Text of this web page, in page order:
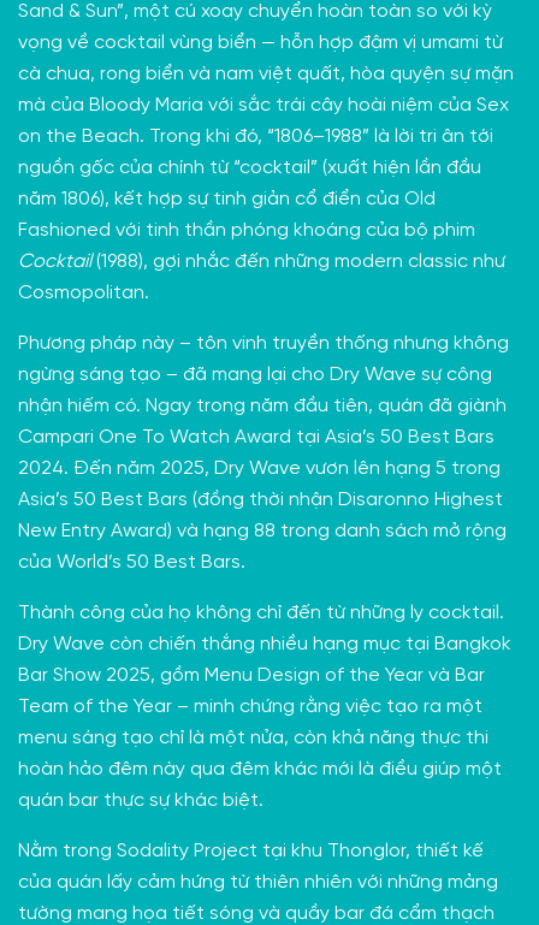
Sand & Sun”, một cú xoay chuyển hoàn toàn so với kỳ
vọng về cocktail vùng biển — hỗn hợp đậm vị umami từ
cà chua, rong biển và nam việt quất, hòa quyện sự mặn
mà của Bloody Maria với sắc trái cây hoài niệm của Sex
on the Beach. Trong khi đó, “1806–1988” là lời tri ân tới
nguồn gốc của chính từ “cocktail” (xuất hiện lần đầu
năm 1806), kết hợp sự tinh giản cổ điển của Old
Fashioned với tinh thần phóng khoáng của bộ phim
Cocktail(1988), gợi nhắc đến những modern classic như
Cosmopolitan.
Phương pháp này – tôn vinh truyền thống nhưng không
ngừng sáng tạo – đã mang lại cho Dry Wave sự công
nhận hiếm có. Ngay trong năm đầu tiên, quán đã giành
Campari One To Watch Award tại Asia’s 50 Best Bars
2024. Đến năm 2025, Dry Wave vươn lên hạng 5 trong
Asia’s 50 Best Bars (đồng thời nhận Disaronno Highest
New Entry Award) và hạng 88 trong danh sách mở rộng
của World’s 50 Best Bars.
Thành công của họ không chỉ đến từ những ly cocktail.
Dry Wave còn chiến thắng nhiều hạng mục tại Bangkok
Bar Show 2025, gồm Menu Design of the Year và Bar
Team of the Year – minh chứng rằng việc tạo ra một
menu sáng tạo chỉ là một nửa, còn khả năng thực thi
hoàn hảo đêm này qua đêm khác mới là điều giúp một
quán bar thực sự khác biệt.
Nằm trong Sodality Project tại khu Thonglor, thiết kế
của quán lấy cảm hứng từ thiên nhiên với những mảng
tường mang họa tiết sóng và quầy bar đá cẩm thạch